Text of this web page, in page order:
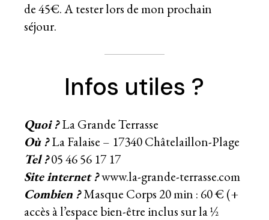
de 45€. A tester lors de mon prochain
séjour.
Infos utiles ?
Quoi ?La Grande Terrasse
Où ?La Falaise – 17340 Châtelaillon-Plage
Tel ?05 46 56 17 17
Site internet ?www.la-grande-terrasse.com
Combien ?Masque Corps 20 min : 60 € (+
accès à l’espace bien-être inclus sur la ½